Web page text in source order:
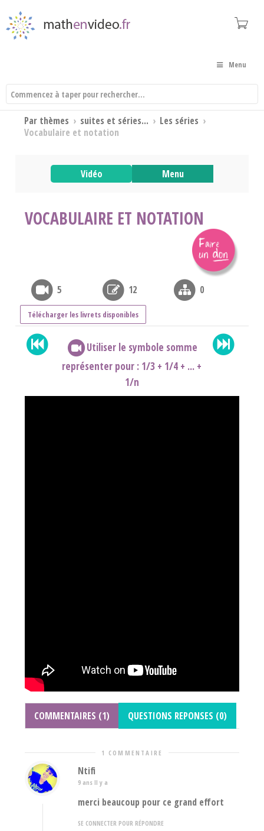
Menu
Par thèmes › suites et séries... › Les séries ›
Vocabulaire et notation
Vidéo Menu
VOCABULAIRE ET NOTATION
5 12 0
Télécharger les livrets disponibles
Utiliser le symbole somme
représenter pour : 1/3 + 1/4 + ... +
1/n
COMMENTAIRES (1) QUESTIONS REPONSES (0)
1 COMMENTAIRE
Ntifi
9 ans Il y a
merci beaucoup pour ce grand effort
SE CONNECTER POUR RÉPONDRE